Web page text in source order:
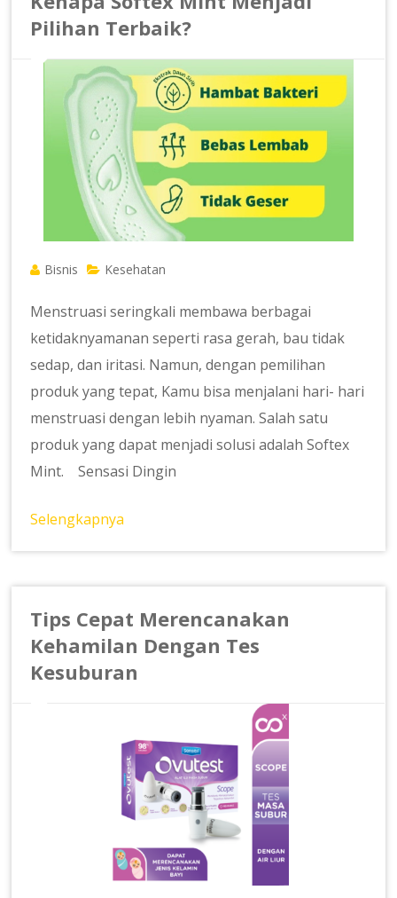
Pilihan Terbaik?
Bisnis Kesehatan
Menstruasi seringkali membawa berbagai
ketidaknyamanan seperti rasa gerah, bau tidak
sedap, dan iritasi. Namun, dengan pemilihan
produk yang tepat, Kamu bisa menjalani hari- hari
menstruasi dengan lebih nyaman. Salah satu
produk yang dapat menjadi solusi adalah Softex
Mint. Sensasi Dingin
Selengkapnya
Tips Cepat Merencanakan
Kehamilan Dengan Tes
Kesuburan